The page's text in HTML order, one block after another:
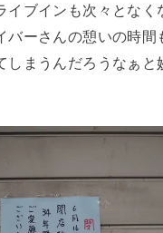
イブインも次々となく
バーさんの憩いの時間
しまうんだろうなぁと